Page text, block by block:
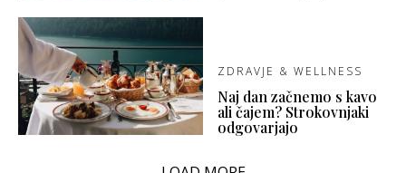
ZDRAVJE & WELLNESS
Naj dan začnemo s kavo
ali čajem? Strokovnjaki
odgovarjajo